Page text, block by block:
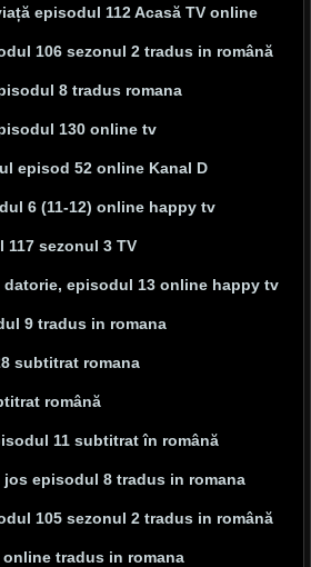
episodul 112 Acasă TV online
106 sezonul 2 tradus in română
8 tradus romana
130 online tv
episod 52 online Kanal D
6 (11-12) online happy tv
sezonul 3 TV
datorie, episodul 13 online happy tv
9 tradus in romana
subtitrat romana
română
11 subtitrat în română
episodul 8 tradus in romana
105 sezonul 2 tradus in română
tradus in romana